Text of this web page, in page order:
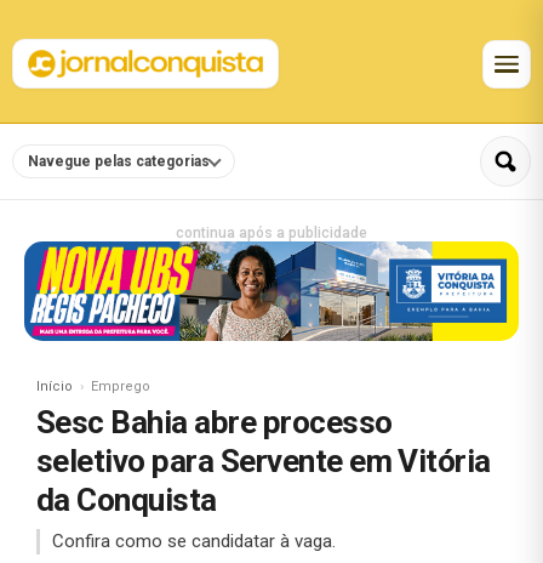
Navegue pelas categorias
continua após a publicidade
Início Emprego
Sesc Bahia abre processo
seletivo para Servente em Vitória
da Conquista
Confira como se candidatar à vaga.